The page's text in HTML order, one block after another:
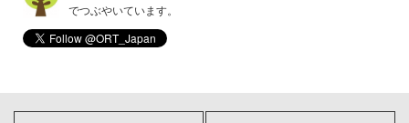
でつぶやいています。